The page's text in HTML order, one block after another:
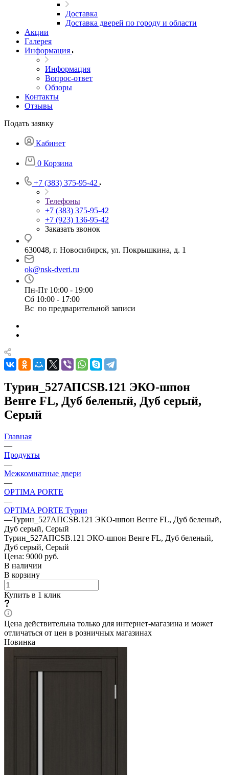
Доставка
Доставка дверей по городу и области
Акции
Галерея
Информация
Информация
Вопрос-ответ
Обзоры
Контакты
Отзывы
Подать заявку
Кабинет
0 Корзина
+7 (383) 375-95-42
Телефоны
+7 (383) 375-95-42
+7 (923) 136-95-42
Заказать звонок
630048, г. Новосибирск, ул. Покрышкина, д. 1
ok@nsk-dveri.ru
Пн-Пт 10:00 - 19:00
Сб 10:00 - 17:00
Вс по предварительной записи
Турин_527АПСSB.121 ЭКО-шпон
Венге FL, Дуб беленый, Дуб серый,
Серый
Главная
—
Продукты
—
Межкомнатные двери
—
OPTIMA PORTE
—
OPTIMA PORTE Турин
—Турин_527АПСSB.121 ЭКО-шпон Венге FL, Дуб беленый,
Дуб серый, Серый
Турин_527АПСSB.121 ЭКО-шпон Венге FL, Дуб беленый,
Дуб серый, Серый
Цена: 9000 руб.
В наличии
В корзину
Купить в 1 клик
Цена действительна только для интернет-магазина и может
отличаться от цен в розничных магазинах
Новинка